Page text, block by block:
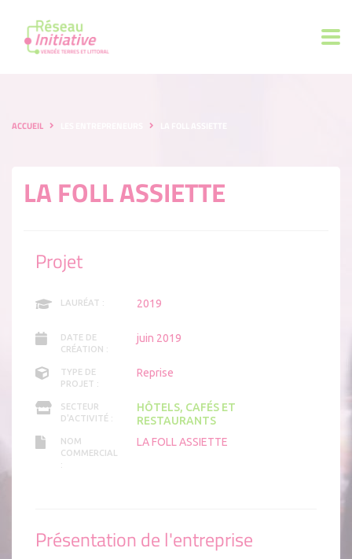
ACCUEIL
LA FOLL ASSIETTE
Projet
LAURÉAT : 2019
DATE DE
CRÉATION :
juin 2019
TYPE DE
PROJET :
Reprise
SECTEUR
D'ACTIVITÉ :
HÔTELS, CAFÉS ET
RESTAURANTS
NOM
COMMERCIAL
:
LA FOLL ASSIETTE
Présentation de l'entreprise